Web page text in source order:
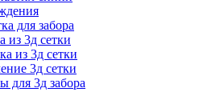
для забора
из 3д сетки
из 3д сетки
3д сетки
для 3д забора